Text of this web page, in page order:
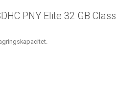
PNY Elite 32 GB Class